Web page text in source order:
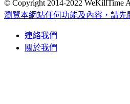
© Copyright 2014-2022 WeKillTime
瀏覽本網站任何功能及內容，請先
連絡我們
關於我們